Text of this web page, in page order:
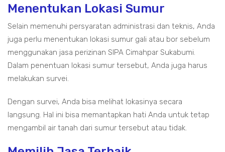
Menentukan Lokasi Sumur
Selain memenuhi persyaratan administrasi dan teknis, Anda
juga perlu menentukan lokasi sumur gali atau bor sebelum
menggunakan jasa perizinan SIPA Cimahpar Sukabumi.
Dalam penentuan lokasi sumur tersebut, Anda juga harus
melakukan survei.
Dengan survei, Anda bisa melihat lokasinya secara
langsung. Hal ini bisa memantapkan hati Anda untuk tetap
mengambil air tanah dari sumur tersebut atau tidak.